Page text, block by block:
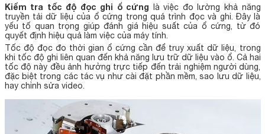
Kiểm tra tốc độ đọc ghi ổ cứng là việc đo lường khả năng
truyền tải dữ liệu của ổ cứng trong quá trình đọc và ghi. Đây là
yếu tố quan trọng giúp đánh giá hiệu suất của ổ cứng, từ đó
quyết định hiệu quả làm việc của máy tính.
Tốc độ đọc đo thời gian ổ cứng cần để truy xuất dữ liệu, trong
khi tốc độ ghi liên quan đến khả năng lưu trữ dữ liệu vào ổ. Cả hai
tốc độ này đều ảnh hưởng trực tiếp đến trải nghiệm người dùng,
đặc biệt trong các tác vụ như cài đặt phần mềm, sao lưu dữ liệu,
hay chỉnh sửa video.